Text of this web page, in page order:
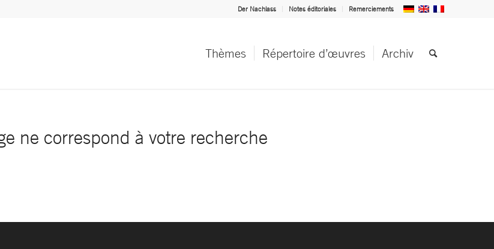
Der Nachlass Notes éditoriales Remerciements
Thèmes Répertoire d’œuvres Archiv
ne correspond à votre recherche